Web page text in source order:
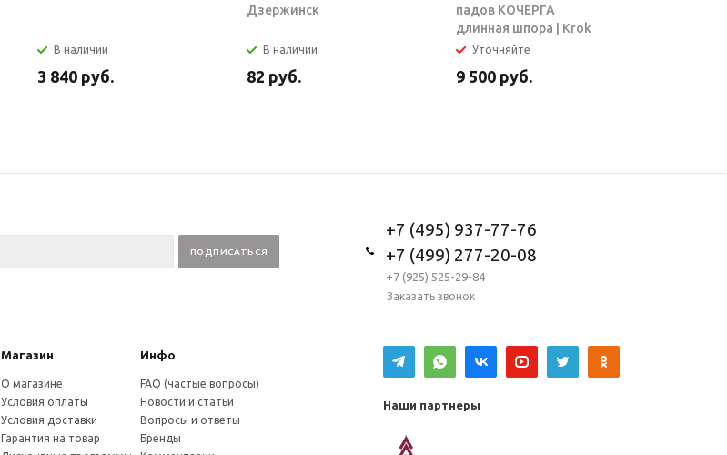
В наличии
3 840 руб.
Дзержинск
В наличии
82 руб.
падов КОЧЕРГА
длинная шпора | Krok
Уточняйте
9 500 руб.
+7 (495) 937-77-76
+7 (499) 277-20-08
+7 (925) 525-29-84
Заказать звонок
Магазин Инфо
О магазине
Условия оплаты
Условия доставки
Гарантия на товар
FAQ (частые вопросы)
Новости и статьи
Вопросы и ответы
Бренды
Наши партнеры